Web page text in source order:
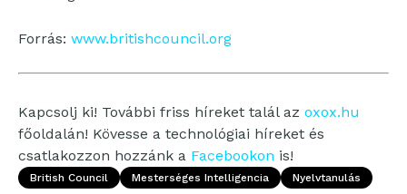
Forrás: www.britishcouncil.org
Kapcsolj ki! További friss híreket talál az oxox.hu
főoldalán! Kövesse a technológiai híreket és
csatlakozzon hozzánk a Facebookon is!
British Council Mesterséges Intelligencia Nyelvtanulás